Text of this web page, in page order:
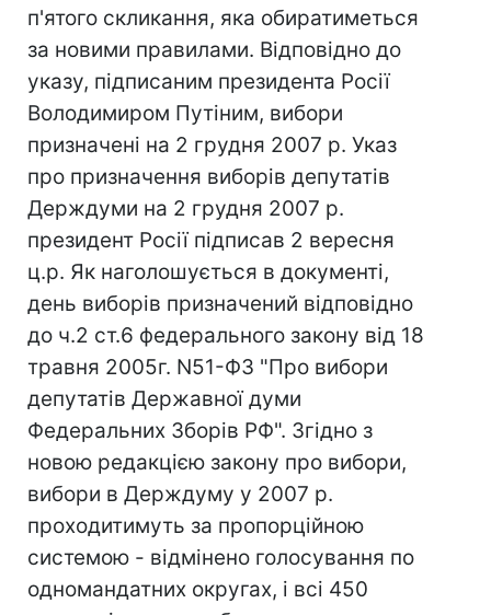
п'ятого скликання, яка обиратиметься
за новими правилами. Відповідно до
указу, підписаним президента Росії
Володимиром Путіним, вибори
призначені на 2 грудня 2007 р. Указ
про призначення виборів депутатів
Держдуми на 2 грудня 2007 р.
президент Росії підписав 2 вересня
ц.р. Як наголошується в документі,
день виборів призначений відповідно
до ч.2 ст.6 федерального закону від 18
травня 2005г. N51-ФЗ "Про вибори
депутатів Державної думи
Федеральних Зборів РФ". Згідно з
новою редакцією закону про вибори,
вибори в Держдуму у 2007 р.
проходитимуть за пропорційною
системою - відмінено голосування по
одномандатних округах, і всі 450